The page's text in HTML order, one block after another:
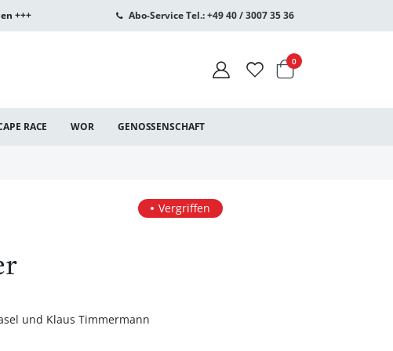
+++ Abo-Service Tel.: +49 40 / 3007 35 36
Warenkorb
0Artikel
RACE WOR GENOSSENSCHAFT
Vergriffen
und Klaus Timmermann